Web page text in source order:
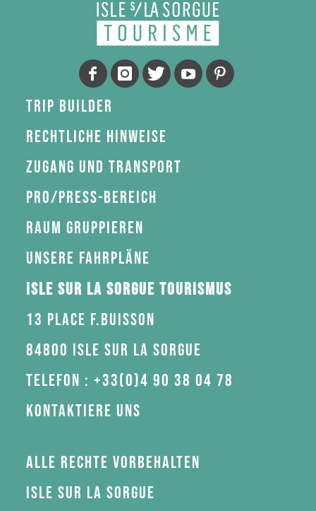
Trip Builder
Rechtliche Hinweise
Zugang und Transport
Pro/Press-Bereich
Raum gruppieren
Unsere Fahrpläne
Isle sur la Sorgue Tourismus
13 Place F.Buisson
84800 Isle sur la Sorgue
Telefon : +33(0)4 90 38 04 78
Kontaktiere uns
Alle Rechte vorbehalten
Isle sur la Sorgue